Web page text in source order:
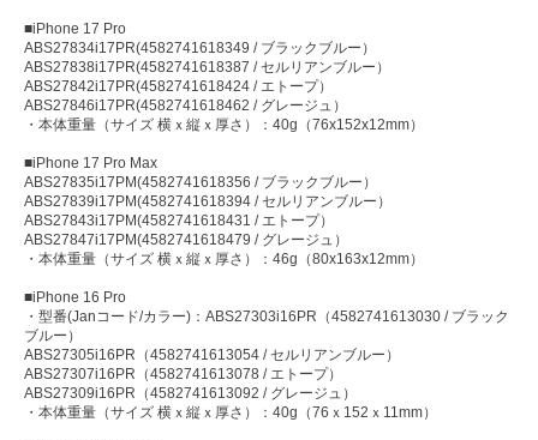
■iPhone 17 Pro
ABS27834i17PR(4582741618349 / ブラックブルー）
ABS27838i17PR(4582741618387 / セルリアンブルー）
ABS27842i17PR(4582741618424 / エトープ）
ABS27846i17PR(4582741618462 / グレージュ）
・本体重量（サイズ 横ｘ縦ｘ厚さ）：40g（76x152x12mm）
■iPhone 17 Pro Max
ABS27835i17PM(4582741618356 / ブラックブルー）
ABS27839i17PM(4582741618394 / セルリアンブルー）
ABS27843i17PM(4582741618431 / エトープ）
ABS27847i17PM(4582741618479 / グレージュ）
・本体重量（サイズ 横ｘ縦ｘ厚さ）：46g（80x163x12mm）
■iPhone 16 Pro
・型番(Janコード/カラー)：ABS27303i16PR（4582741613030 / ブラック
ブルー）
ABS27305i16PR（4582741613054 / セルリアンブルー）
ABS27307i16PR（4582741613078 / エトープ）
ABS27309i16PR（4582741613092 / グレージュ）
・本体重量（サイズ 横ｘ縦ｘ厚さ）：40g（76ｘ152ｘ11mm）